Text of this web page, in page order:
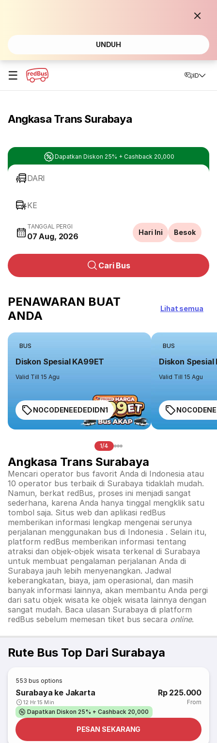
UNDUH
☰ ID
Angkasa Trans Surabaya
Dapatkan Diskon 25% + Cashback 20,000
DARI
KE
TANGGAL PERGI
07 Aug, 2026 Hari Ini Besok
Cari Bus
PENAWARAN BUAT
ANDA
Lihat semua
BUS
Diskon Spesial KA99ET
Valid Till 15 Agu
NOCODENEEDEDIDN1
BUS
Diskon Spesial
Valid Till 15 Agu
1/4
Angkasa Trans Surabaya
Mencari operator bus favorit Anda di Indonesia atau
10 operator bus terbaik di Surabaya tidaklah mudah.
Namun, berkat redBus, proses ini menjadi sangat
sederhana, karena Anda hanya tinggal mengklik satu
tombol saja. Situs web dan aplikasi redBus
memberikan informasi lengkap mengenai serunya
perjalanan menggunakan bus di Indonesia . Selain itu,
platform redBus memberikan informasi tentang
atraksi dan objek-objek wisata terkenal di Surabaya
untuk membuat pengalaman perjalanan Anda di
Surabaya jauh lebih menyenangkan. Jadwal
keberangkatan, biaya, jam operasional, dan masih
banyak informasi lainnya, akan membantu Anda pergi
dari satu objek wisata ke objek wisata lainnya dengan
sangat mudah. Baca ulasan Surabaya di platform
redBus sebelum memesan tiket bus secara online.
Rute Bus Top Dari Surabaya
553 bus options
Surabaya ke Jakarta
12 Hr 15 Min
Rp 225.000
From
Dapatkan Diskon 25% + Cashback 20,000
PESAN SEKARANG